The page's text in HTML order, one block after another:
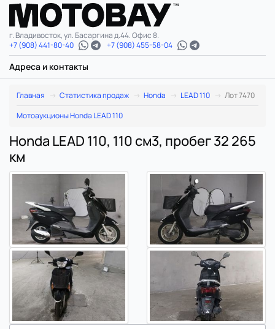
г. Владивосток, ул. Басаргина д.44. Офис 8.
+7 (908) 441-80-40
+7 (908) 455-58-04
Адреса и контакты
Главная Статистика продаж Honda LEAD 110
Лот 7470
Мотоаукционы Honda LEAD 110
Honda LEAD 110, 110 см3, пробег 32 265
км